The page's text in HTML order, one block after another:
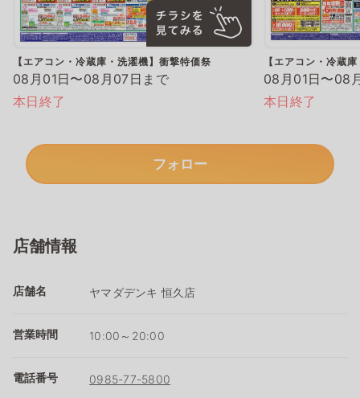
【エアコン・冷蔵庫・洗濯機】衝撃特価祭
08月01日〜08月07日まで
本日終了
【エアコン・冷蔵
08月01日〜08
本日終了
フォロー
店舗情報
店舗名 ヤマダデンキ 恒久店
営業時間 10:00～20:00
電話番号 0985-77-5800